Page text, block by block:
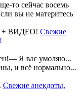
то сейчас восемь
вы не материтесь
Свежие
Я вас умоляю...
и всё нормально...
Свежие анекдоты,